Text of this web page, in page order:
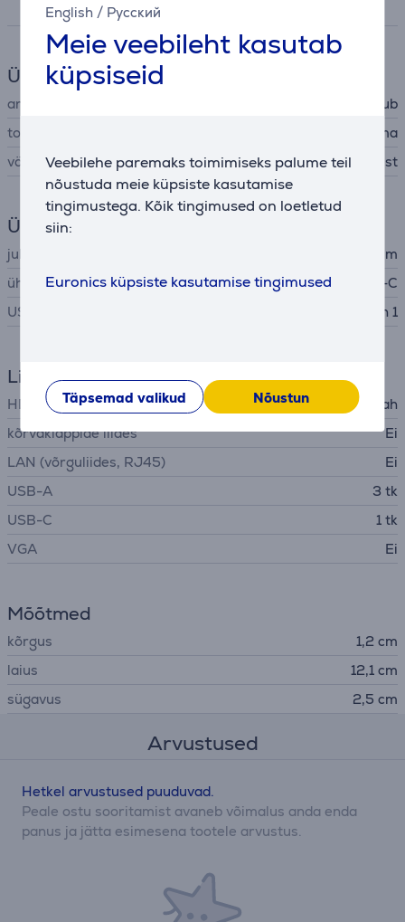
English / Русский
Meie veebileht kasutab
küpsiseid
Veebilehe paremaks toimimiseks palume teil
nõustuda meie küpsiste kasutamise
tingimustega. Kõik tingimused on loetletud
siin:
Euronics küpsiste kasutamise tingimused
Täpsemad valikud Nõustun
Spetsifikatsioon
Üldine parameeter
arvutilisa tüüp
USB hub
tootja
Hama
värv
must
Ühenduvus
juhtme pikkus
0,15 m
ühendusliidese tüüp
USB-C
USB standard
USB 2.0 / USB-3.2 Gen 1
Liidesed
HDMI
Jah
kõrvaklappide liides
Ei
LAN (võrguliides, RJ45)
Ei
USB-A
3 tk
USB-C
1 tk
VGA
Ei
Mõõtmed
kõrgus
1,2 cm
laius
12,1 cm
sügavus
2,5 cm
Arvustused
Hetkel arvustused puuduvad.
Peale ostu sooritamist avaneb võimalus anda enda
panus ja jätta esimesena tootele arvustus.